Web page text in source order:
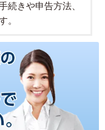
続きや申告方法、
。